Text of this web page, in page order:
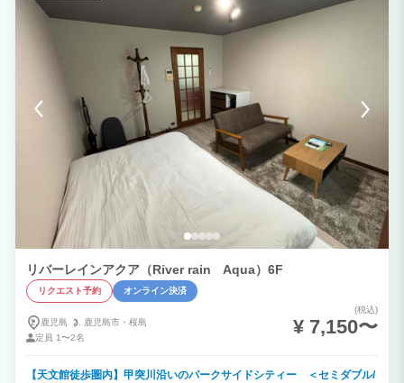
リバーレインアクア（River rain Aqua）6F
リクエスト予約 オンライン決済
鹿児島 鹿児島市・ 桜島
定員 1〜2名
(税込)
¥ 7,150〜
【天文館徒歩圏内】甲突川沿いのパークサイドシティー ＜セミダブル/